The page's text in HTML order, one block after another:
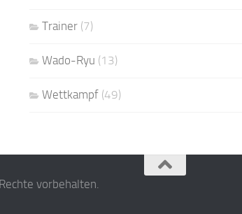
Trainer(7)
Wado-Ryu (13)
Wettkampf(49)
vorbehalten.